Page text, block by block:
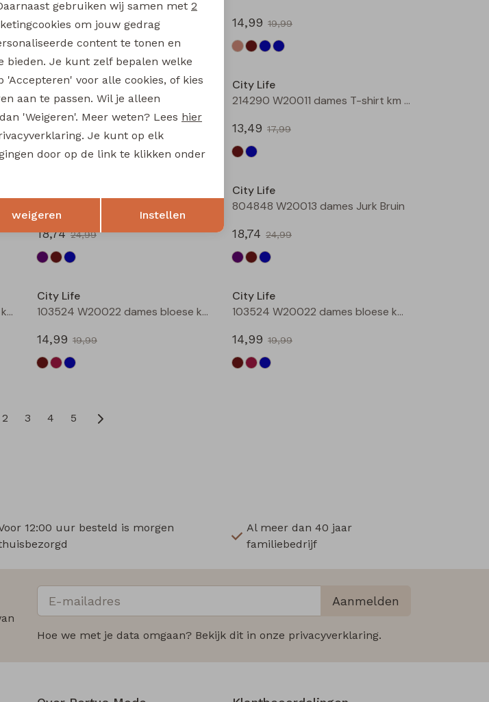
14,99
19,99
14,99 19,99
214289 W20030 dames T-shirt km Petrol
Sale
City Life
City Life
214290 W20011 dames T-shirt km Marine
13,49 17,99
Sale
18,74 24,99
City Life
804848 W20013 dames Jurk Bruin
18,74 24,99
103524 W20022 dames bloese km Bruin donker
City Life
103524 W20022 dames bloese km Wijnrood
14,99 19,99
City Life
103524 W20022 dames bloese km Marine
14,99 19,99
2 3 4 5
12:00 uur besteld is morgen
Al meer dan 40 jaar
familiebedrijf
Aanmelden
Hoe we met je data omgaan? Bekijk dit in onze privacyverklaring.
Opslaan
gebruiken wij samen met 2
om jouw gedrag
content te tonen en
bieden. Je kunt zelf bepalen welke
'Accepteren' voor alle cookies, of kies
aan te passen. Wil je alleen
'Weigeren'. Meer weten? Lees hier
Je kunt op elk
door op de link te klikken onder
weigeren Instellen